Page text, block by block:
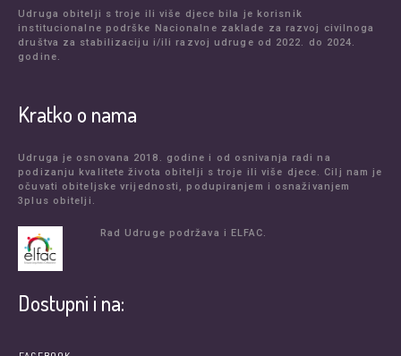
Udruga obitelji s troje ili više djece bila je korisnik
institucionalne podrške Nacionalne zaklade za razvoj civilnoga
društva za stabilizaciju i/ili razvoj udruge od 2022. do 2024.
godine.
Kratko o nama
Udruga je osnovana 2018. godine i od osnivanja radi na
podizanju kvalitete života obitelji s troje ili više djece. Cilj nam je
očuvati obiteljske vrijednosti, podupiranjem i osnaživanjem
3plus obitelji.
Rad Udruge podržava i ELFAC.
Dostupni i na: